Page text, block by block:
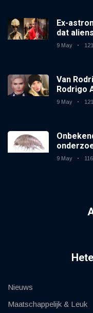
Ex-
dat
9 May
Van
Rodrigo
9 May
9 May
Nieuws
Maatschappelijk & Leuk